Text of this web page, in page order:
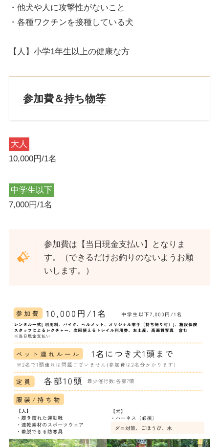
・他犬や人に攻撃性がないこと
・各種ワクチンを接種している犬
【人】小学1年生以上の健康な方
参加費＆持ち物等
大人
10,000円/1名
中学生以下
7,000円/1名
参加費は【当日現金支払い】となりま
す。（できるだけお釣りのないようお願
いします。）